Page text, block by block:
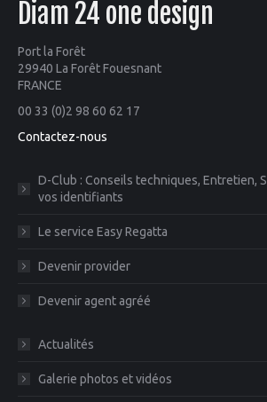
Diam 24 one design
Port la Forêt
29940 La Forêt Fouesnant
FRANCE
00 33 (0)2 98 60 62 17
Contactez-nous
D-Club : Conseils techniques, Entretien,
vos identifiants
Le service Easy Regatta
Devenir provider
Devenir agent agréé
Actualités
Galerie photos et vidéos